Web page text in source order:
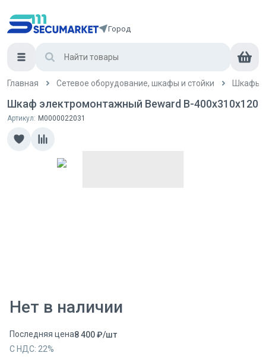
Город
Главная Сетевое оборудование, шкафы и стойки Шкафы
Шкаф электромонтажный Beward B-400x310x120
Артикул: М0000022031
Нет в наличии
Последняя цена8 400₽/шт
С НДС: 22%